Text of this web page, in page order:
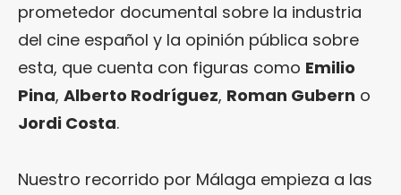
prometedor documental sobre la industria
del cine español y la opinión pública sobre
esta, que cuenta con figuras como Emilio
Pina, Alberto Rodríguez, Roman Gubern o
Jordi Costa.
Nuestro recorrido por Málaga empieza a las